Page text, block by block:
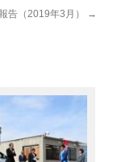
告（2019年3月） →